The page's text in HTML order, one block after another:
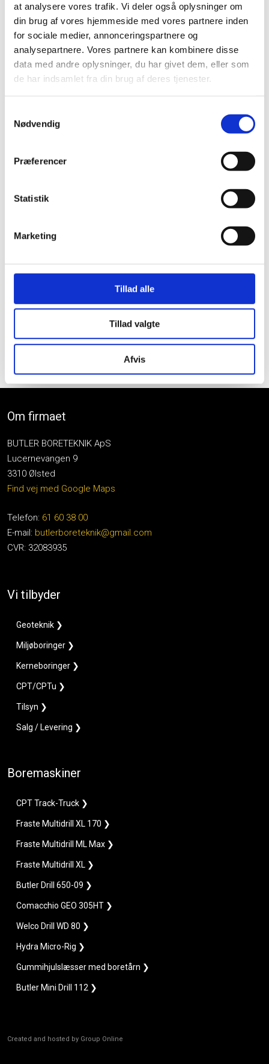
at analysere vores trafik. Vi deler også oplysninger om
din brug af vores hjemmeside med vores partnere inden
for sociale medier, annonceringspartnere og
analysepartnere. Vores partnere kan kombinere disse
data med andre oplysninger, du har givet dem, eller som
de har indsamlet fra din brug af deres tjenester.
Nødvendig
Præferencer
Statistik
Marketing
Tillad alle
Tillad valgte
Afvis
Lukning af brønde
Boringer til brug ved grundvandssænkninger
DTH
CPT/CPTu
Om firmaet
BUTLER BORETEKNIK ApS
Lucernevangen 9
3310 Ølsted
Find vej med Google Maps
Telefon: 61 60 38 00
E-mail: butlerboreteknik@gmail.com
CVR: 32083935
Vi tilbyder
Geoteknik ❯
Miljøboringer ❯
Kerneboringer ❯
CPT/CPTu ❯
Tilsyn ❯
Salg / Levering ❯
Boremaskiner
CPT Track-Truck ❯
Fraste Multidrill XL 170 ❯
Fraste Multidrill ML Max ❯
Fraste Multidrill XL ❯
Butler Drill 650-09 ❯
Comacchio GEO 305HT ❯
Welco Drill WD 80 ❯
Hydra Micro-Rig ❯
Gummihjulslæsser med boretårn ❯
Butler Mini Drill 112​ ❯
Created and hosted by Group Online